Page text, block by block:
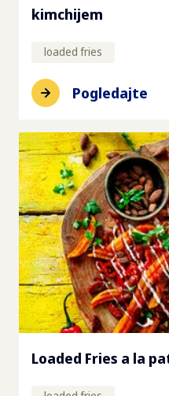
kimchijem
loaded fries
Pogledajte
Loaded Fries a la